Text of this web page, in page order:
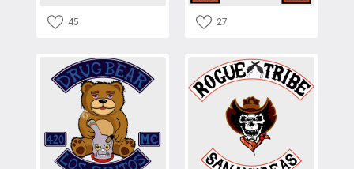
45 27